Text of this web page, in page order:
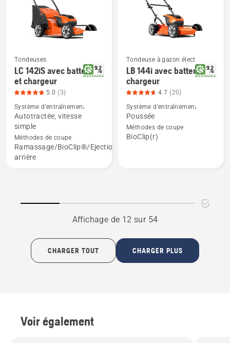
produit
Voir
plus
détails
sur
LC 142iS
avec
9.2
/10
INDICE DE REPARABILITE
Tondeuses
LC 142iS avec batterie
et chargeur
5.0 (3)
Système d'entraînement
Autotractée, vitesse
simple
Méthodes de coupe
Ramassage/BioClip®/Ejection
arrière
Voir
plus
détails
sur
LB 144i
produit
4.7
5
9.2
/10
INDICE DE REPARABILITE
Tondeuse à gazon électrique
& Tondeuse a batterie
LB 144i avec batterie et
chargeur
4.7 (20)
Système d'entraînement
Poussée
Méthodes de coupe
BioClip(r)
Affichage de 12 sur 54
CHARGER TOUT CHARGER PLUS
Voir également